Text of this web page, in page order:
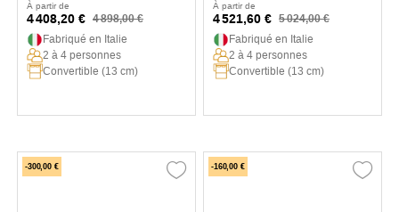
À partir de
4 408,20 € 4 898,00 €
Fabriqué en Italie
2 à 4 personnes
Convertible (13 cm)
À partir de
4 521,60 € 5 024,00 €
Fabriqué en Italie
2 à 4 personnes
Convertible (13 cm)
-300,00 € -160,00 €